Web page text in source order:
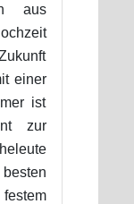
aus
einer
ist
zur